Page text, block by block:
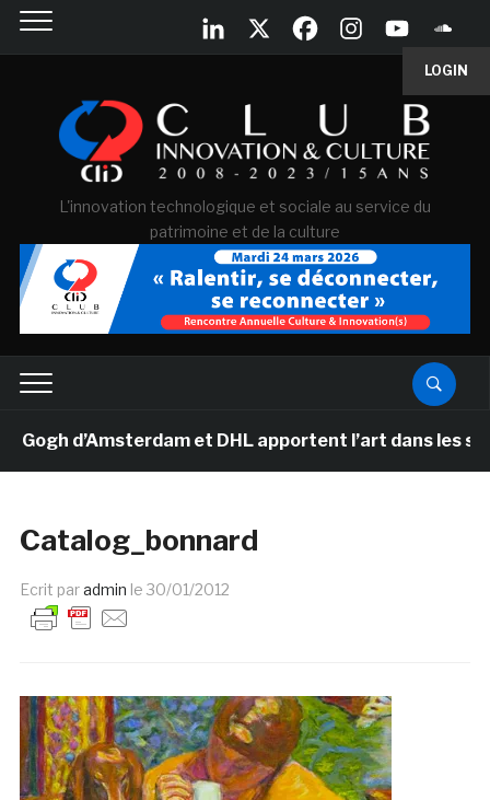
LOGIN
L'innovation technologique et sociale au service du
patrimoine et de la culture
d’Amsterdam et DHL apportent l’art dans les
Catalog_bonnard
Ecrit paradmin le 30/01/2012